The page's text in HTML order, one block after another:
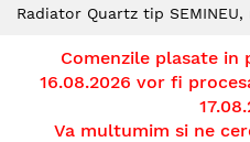
Radiator Quartz tip SEMINEU,
Comenzile plasate in
16.08.2026 vor fi
Va multumim si ne